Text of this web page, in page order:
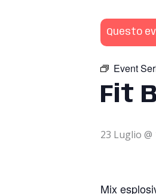
Questo
Event
Fit
23 Luglio @
Mix